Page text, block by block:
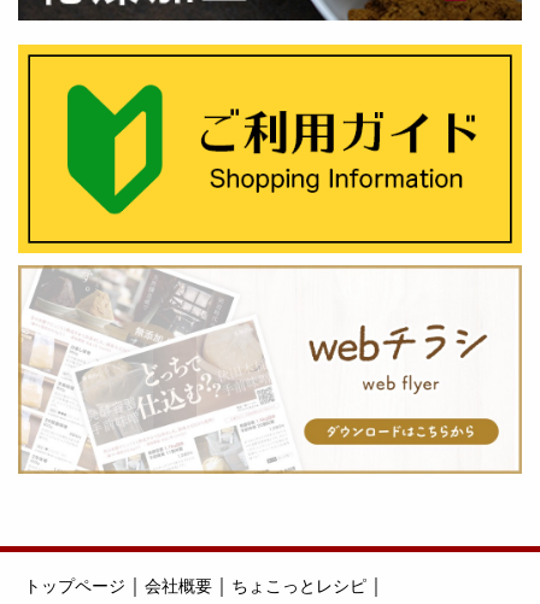
トップページ ｜ 会社概要 ｜ ちょこっとレシピ ｜